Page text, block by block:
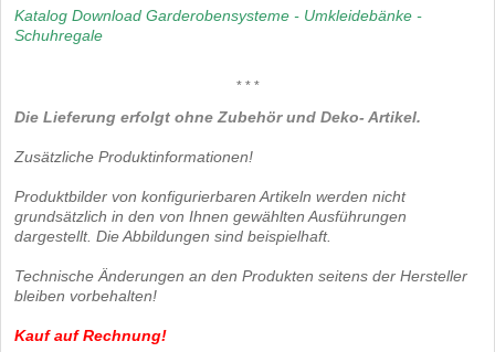
Katalog Download Garderobensysteme - Umkleidebänke -
Schuhregale
* * *
Die Lieferung erfolgt ohne Zubehör und Deko- Artikel.
Zusätzliche Produktinformationen!
Produktbilder von konfigurierbaren Artikeln werden nicht
grundsätzlich in den von Ihnen gewählten Ausführungen
dargestellt. Die Abbildungen sind beispielhaft.
Technische Änderungen an den Produkten seitens der Hersteller
bleiben vorbehalten!
Kauf auf Rechnung!